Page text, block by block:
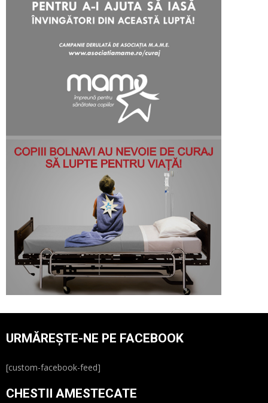
URMĂREȘTE-NE PE FACEBOOK
[custom-facebook-feed]
CHESTII AMESTECATE